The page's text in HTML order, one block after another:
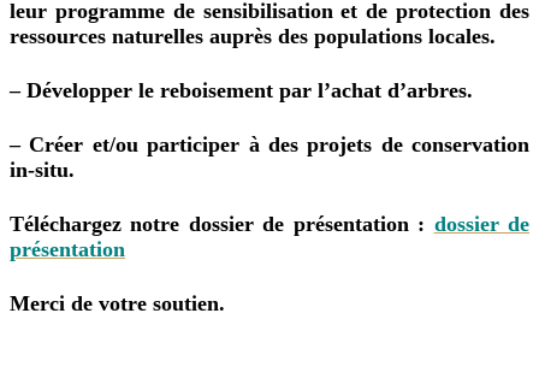
leur programme de sensibilisation et de protection des
ressources naturelles auprès des populations locales.
– Développer le reboisement par l’achat d’arbres.
– Créer et/ou participer à des projets de conservation
in-situ.
Téléchargez notre dossier de présentation : dossier de
présentation
Merci de votre soutien.